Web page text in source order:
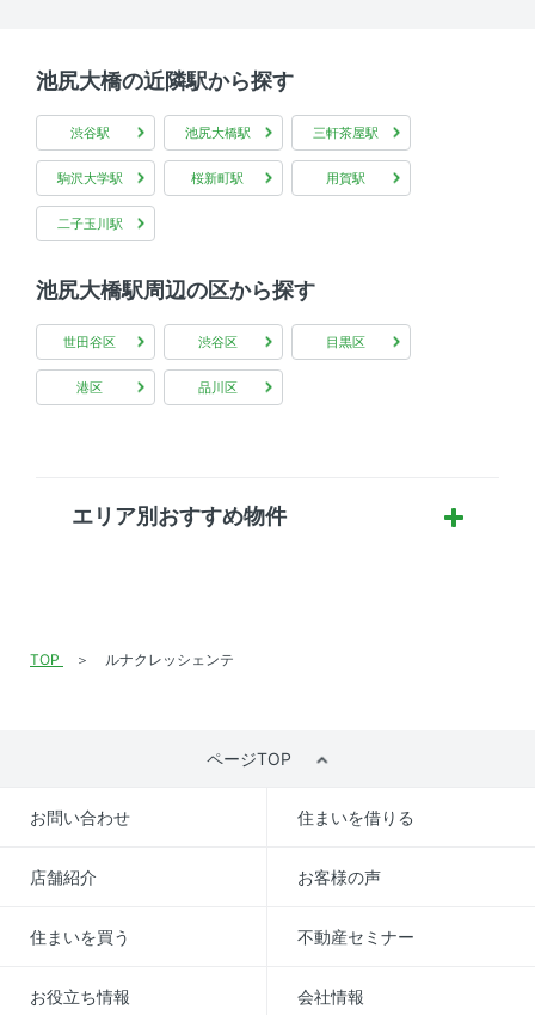
池尻大橋の近隣駅から探す
渋谷駅 池尻大橋駅 三軒茶屋駅
駒沢大学駅 桜新町駅 用賀駅
二子玉川駅
池尻大橋駅周辺の区から探す
世田谷区 渋谷区 目黒区
港区 品川区
エリア別おすすめ物件
TOP ルナクレッシェンテ
ページTOP
お問い合わせ 住まいを借りる
店舗紹介 お客様の声
住まいを買う 不動産セミナー
お役立ち情報 会社情報